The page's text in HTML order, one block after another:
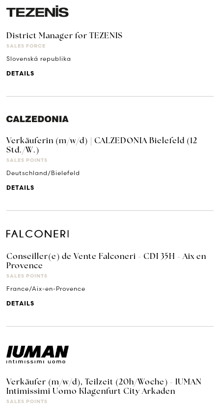
District Manager for TEZENIS
SALES FORCE
Slovenská republika
DETAILS
Verkäuferin (m/w/d) | CALZEDONIA Bielefeld (12
Std./W.)
SALES POINTS
Deutschland/Bielefeld
DETAILS
Conseiller(e) de Vente Falconeri - CDI 35H - Aix en
Provence
SALES POINTS
France/Aix-en-Provence
DETAILS
Verkäufer (m/w/d), Teilzeit (20h/Woche) - IUMAN
Intimissimi Uomo Klagenfurt City Arkaden
SALES POINTS